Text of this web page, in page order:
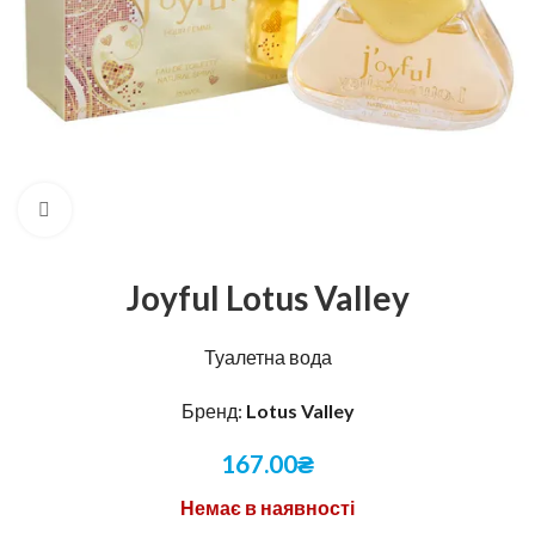
Joyful Lotus Valley
Туалетна вода
Бренд: Lotus Valley
167.00₴
Немає в наявності